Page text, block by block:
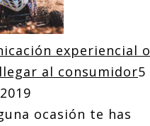
experiencial o
al consumidor5
ocasión te has